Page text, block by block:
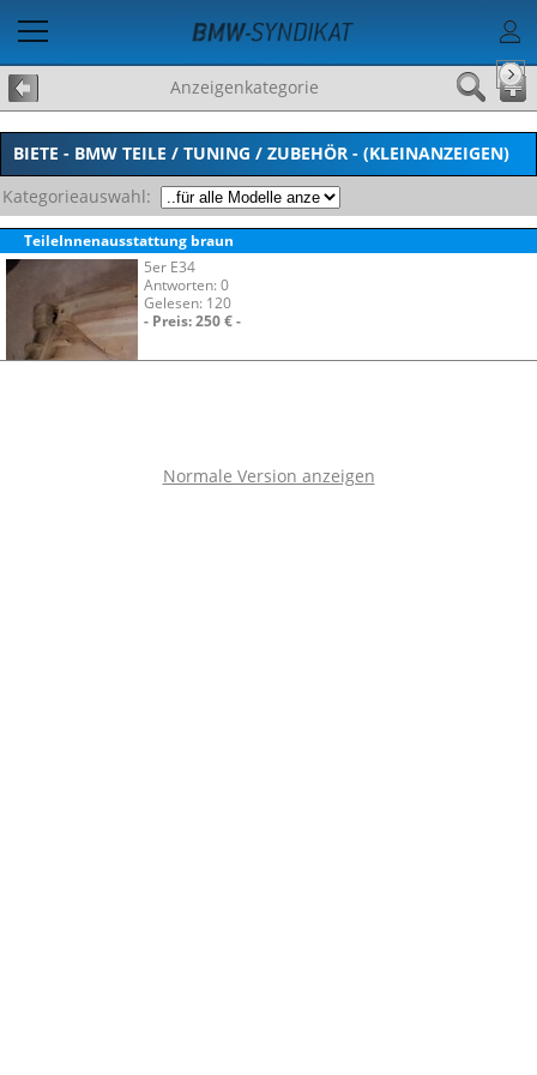
Anzeigenkategorie
BIETE - BMW TEILE / TUNING / ZUBEHÖR - (KLEINANZEIGEN)
Kategorieauswahl:
TeileInnenausstattung braun
5er E34
Antworten: 0
Gelesen: 120
- Preis: 250 € -
Normale Version anzeigen